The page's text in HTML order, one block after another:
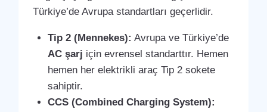
Türkiye’de Avrupa standartları geçerlidir.
Tip 2 (Mennekes): Avrupa ve Türkiye’de
AC şarj için evrensel standarttır. Hemen
hemen her elektrikli araç Tip 2 sokete
sahiptir.
CCS (Combined Charging System):